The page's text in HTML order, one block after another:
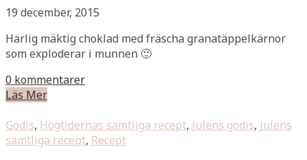
19 december, 2015
Härlig mäktig choklad med fräscha granatäppelkärnor
som exploderar i munnen 🙂
0 kommentarer
Läs Mer
Godis, Högtidernas samtliga recept, Julens godis, Julens
samtliga recept, Recept